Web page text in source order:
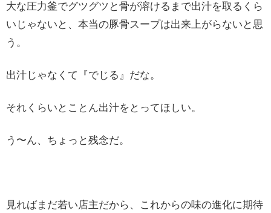
大な圧力釜でグツグツと骨が溶けるまで出汁を取るくら
いじゃないと、本当の豚骨スープは出来上がらないと思
う。
出汁じゃなくて『でじる』だな。
それくらいとことん出汁をとってほしい。
う〜ん、ちょっと残念だ。
見ればまだ若い店主だから、これからの味の進化に期待